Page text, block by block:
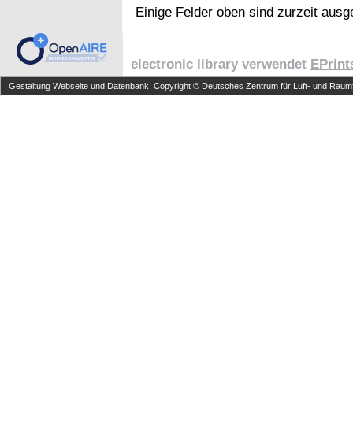
Einige Felder oben sind zurzeit
electronic library verwendet
Gestaltung Webseite und Datenbank: Copyright © Deutsches Zentrum für Luft- und